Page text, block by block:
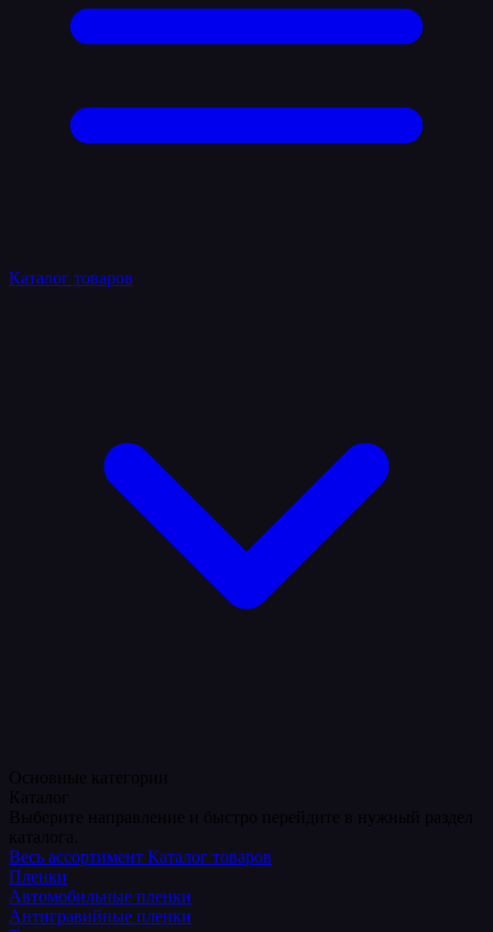
Каталог товаров
Весь ассортимент Каталог товаров
Пленки
Автомобильные пленки
Антигравийные пленки